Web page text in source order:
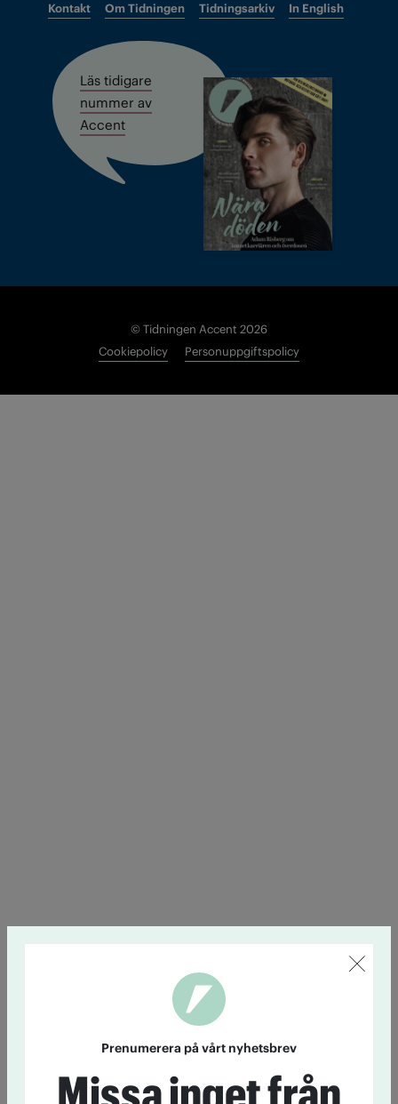
Kontakt Om Tidningen Tidningsarkiv In English
Läs tidigare
nummer av
Accent
© Tidningen Accent 2026
Cookiepolicy
Personuppgiftspolicy
Prenumerera på vårt nyhetsbrev